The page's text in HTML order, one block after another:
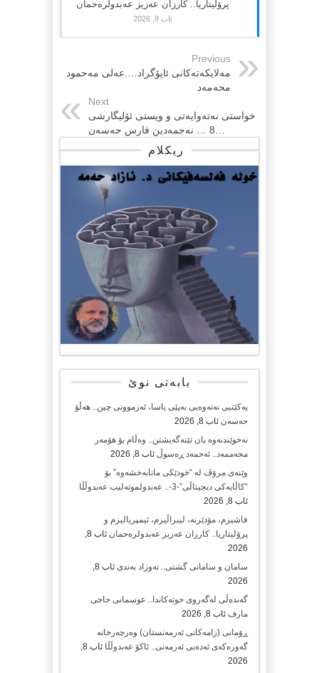
پرۆلیتاریا.. کارزان عەزیز عەبدولرەحمان
ئاب 8, 2026
Previous
مەلایكەتەكانی ئاپۆگراد….عەلی مەحمود
محەمەد
Next
خواستی نه‌ته‌وایه‌تی و ویستی ئۆلیگارشی
ریکلام
بابەتی نوێ
یەکێتیی نەتەوەیی بەپێی یاسا، ئەزموونی چین.. هەڵۆ
حەسەن ئاب 8, 2026
نەخوێندنەوە یان تێنەگەیشتن.. وەڵام بۆ هۆمەر
محەممەد.. ئەحمەد ڕەسوڵ ئاب 8, 2026
وێنەی مرۆڤ لە “خودێکی مانابەخشەوە” بۆ
“کاڵایەکی دیجیتاڵی”-3-.. عەبدولموتەلیب عەبدوڵڵا
ئاب 8, 2026
فاشیزم، مۆدێرنە، لیبراڵیزم، ئیمپریالیزم و
پرۆلیتاریا.. کارزان عەزیز عەبدولرەحمان
ئاب 8,
2026
سامان و سامانی گشتی.. نەوزاد بەندی
ئاب 8,
2026
گەندەڵی لەگەروی حوتەکاندا.. عوسمانی حاجی
مارف ئاب 8, 2026
ڕۆمانی (زامه‌كانی ئەرمەنستان) وه‌رچه‌رخانه‌
گه‌وره‌كه‌ی ئه‌ده‌بی ئه‌رمه‌نی.. ئاكۆ عه‌بدوڵڵا
ئاب 8,
2026